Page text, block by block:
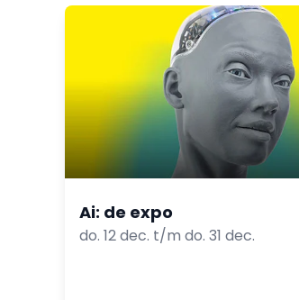
Ai: de expo
do. 12 dec. t/m do. 31 dec.